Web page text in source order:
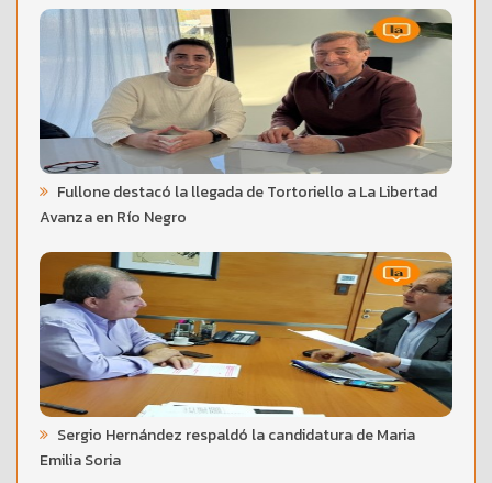
Fullone destacó la llegada de Tortoriello a La Libertad
Avanza en Río Negro
Sergio Hernández respaldó la candidatura de Maria
Emilia Soria